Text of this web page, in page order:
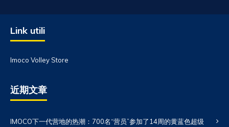
Link utili
Imoco Volley Store
近期文章
IMOCO下一代营地的热潮：700名“营员”参加了14周的黄蓝色超级